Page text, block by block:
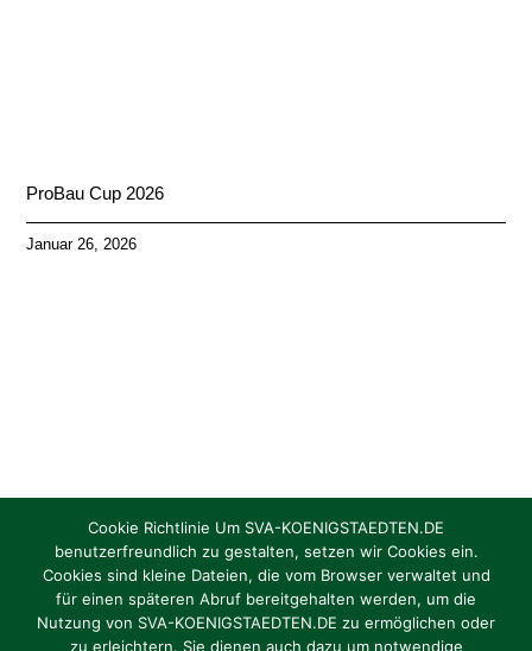
ProBau Cup 2026
Januar 26, 2026
Torhüter/in gesucht Jahrgang 2012 / 2013
Cookie Richtlinie Um SVA-KOENIGSTAEDTEN.DE
benutzerfreundlich zu gestalten, setzen wir Cookies ein.
Cookies sind kleine Dateien, die vom Browser verwaltet und
für einen späteren Abruf bereitgehalten werden, um die
Nutzung von SVA-KOENIGSTAEDTEN.DE zu ermöglichen oder
zu erleichtern. Sie dienen auch dazu um notwendige